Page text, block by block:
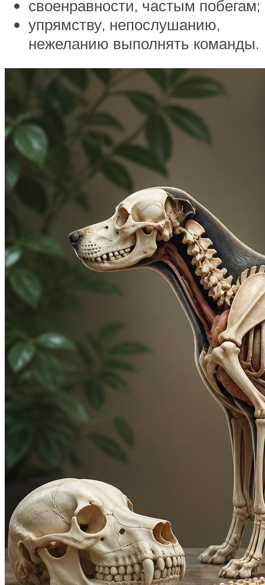
своенравности, частым побегам;
упрямству, непослушанию,
нежеланию выполнять команды.